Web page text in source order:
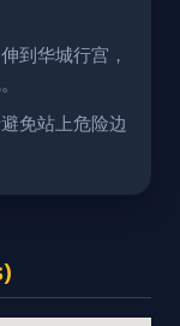
到华城行宫，
免站上危险边